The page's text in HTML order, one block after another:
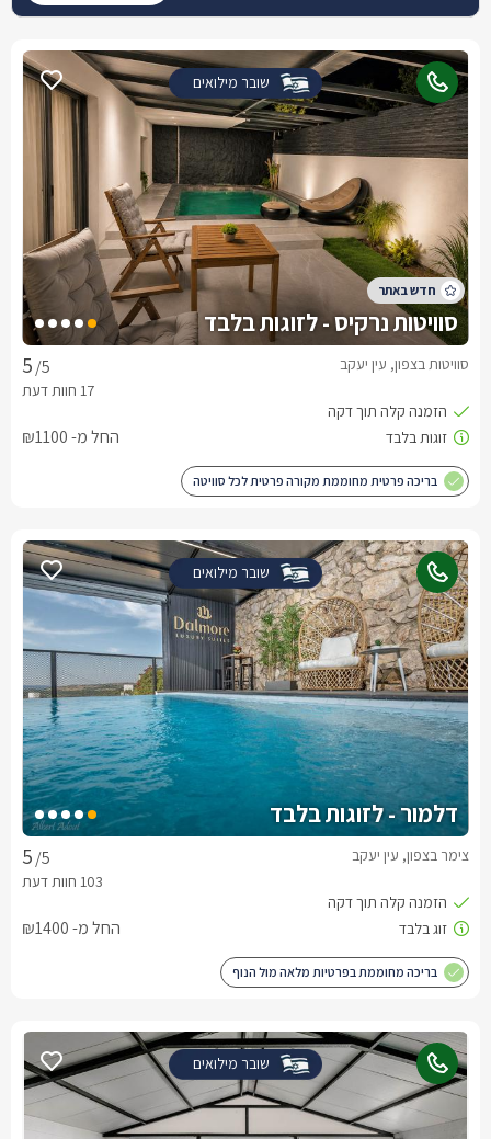
שובר מילואים
סוויטות נרקיס - לזוגות בלבד
/5 סוויטות בצפון, עין יעקב
החל מ- ₪1100
בריכה פרטית מחוממת מקורה פרטית לכל סוויטה
שובר מילואים
דלמור - לזוגות בלבד
/5 צימר בצפון, עין יעקב
החל מ- ₪1400
בריכה מחוממת בפרטיות מלאה מול הנוף
שובר מילואים